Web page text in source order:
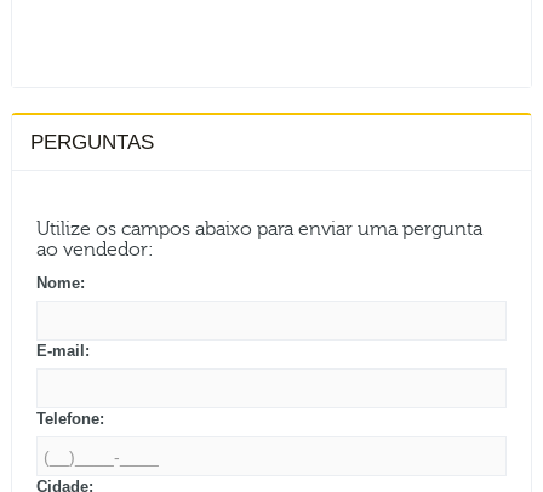
PERGUNTAS
Utilize os campos abaixo para enviar uma pergunta
ao vendedor:
Nome:
E-mail:
Telefone:
Cidade: